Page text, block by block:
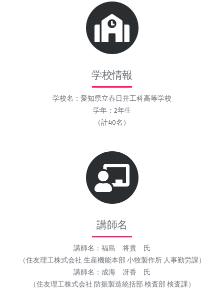
学校情報
学校名：愛知県立春日井工科高等学校
学年：2年生
（計40名）
講師名
講師名：福島 将貴 氏
（住友理工株式会社 生産機能本部 小牧製作所 人事勤労課）
講師名：成海 冴香 氏
（住友理工株式会社 防振製造統括部 検査部 検査課）